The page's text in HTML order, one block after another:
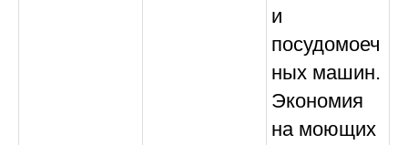
и
посудомоеч
ных машин.
Экономия
на моющих